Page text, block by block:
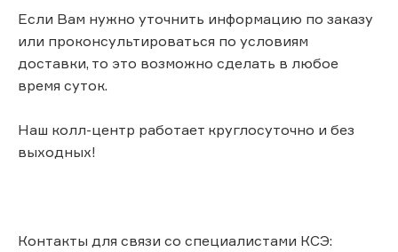
Если Вам нужно уточнить информацию по заказу
или проконсультироваться по условиям
доставки, то это возможно сделать в любое
время суток.
Наш колл-центр работает круглосуточно и без
выходных!
Контакты для связи со специалистами КСЭ: